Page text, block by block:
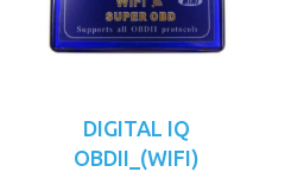
DIGITAL IQ
OBDII_(WIFI)